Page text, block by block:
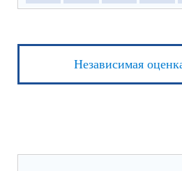
Независимая